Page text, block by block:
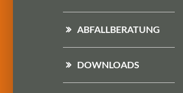
ABFALLBERATUNG
DOWNLOADS